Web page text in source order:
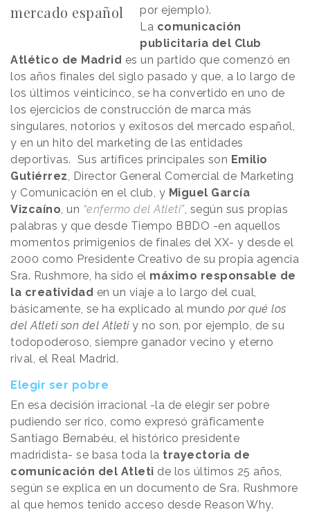
mercado español
por ejemplo).
La comunicación
publicitaria del Club
Atlético de Madrid es un partido que comenzó en
los años finales del siglo pasado y que, a lo largo de
los últimos veinticinco, se ha convertido en uno de
los ejercicios de construcción de marca más
singulares, notorios y exitosos del mercado español,
y en un hito del marketing de las entidades
deportivas. Sus artífices principales son Emilio
Gutiérrez, Director General Comercial de Marketing
y Comunicación en el club, y Miguel García
Vizcaíno, un “enfermo del Atleti”, según sus propias
palabras y que desde Tiempo BBDO -en aquellos
momentos primigenios de finales del XX- y desde el
2000 como Presidente Creativo de su propia agencia
Sra. Rushmore, ha sido el máximo responsable de
la creatividad en un viaje a lo largo del cual,
básicamente, se ha explicado al mundo por qué los
del Atleti son del Atleti y no son, por ejemplo, de su
todopoderoso, siempre ganador vecino y eterno
rival, el Real Madrid.
Elegir ser pobre
En esa decisión irracional -la de elegir ser pobre
pudiendo ser rico, como expresó gráficamente
Santiago Bernabéu, el histórico presidente
madridista- se basa toda la trayectoria de
comunicación del Atleti de los últimos 25 años,
según se explica en un documento de Sra. Rushmore
al que hemos tenido acceso desde Reason Why.